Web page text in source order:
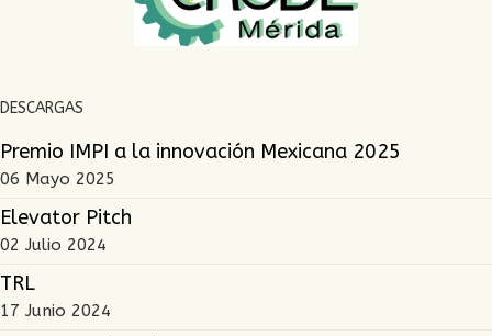
DESCARGAS
Premio IMPI a la innovación Mexicana 2025
06 Mayo 2025
Elevator Pitch
02 Julio 2024
TRL
17 Junio 2024